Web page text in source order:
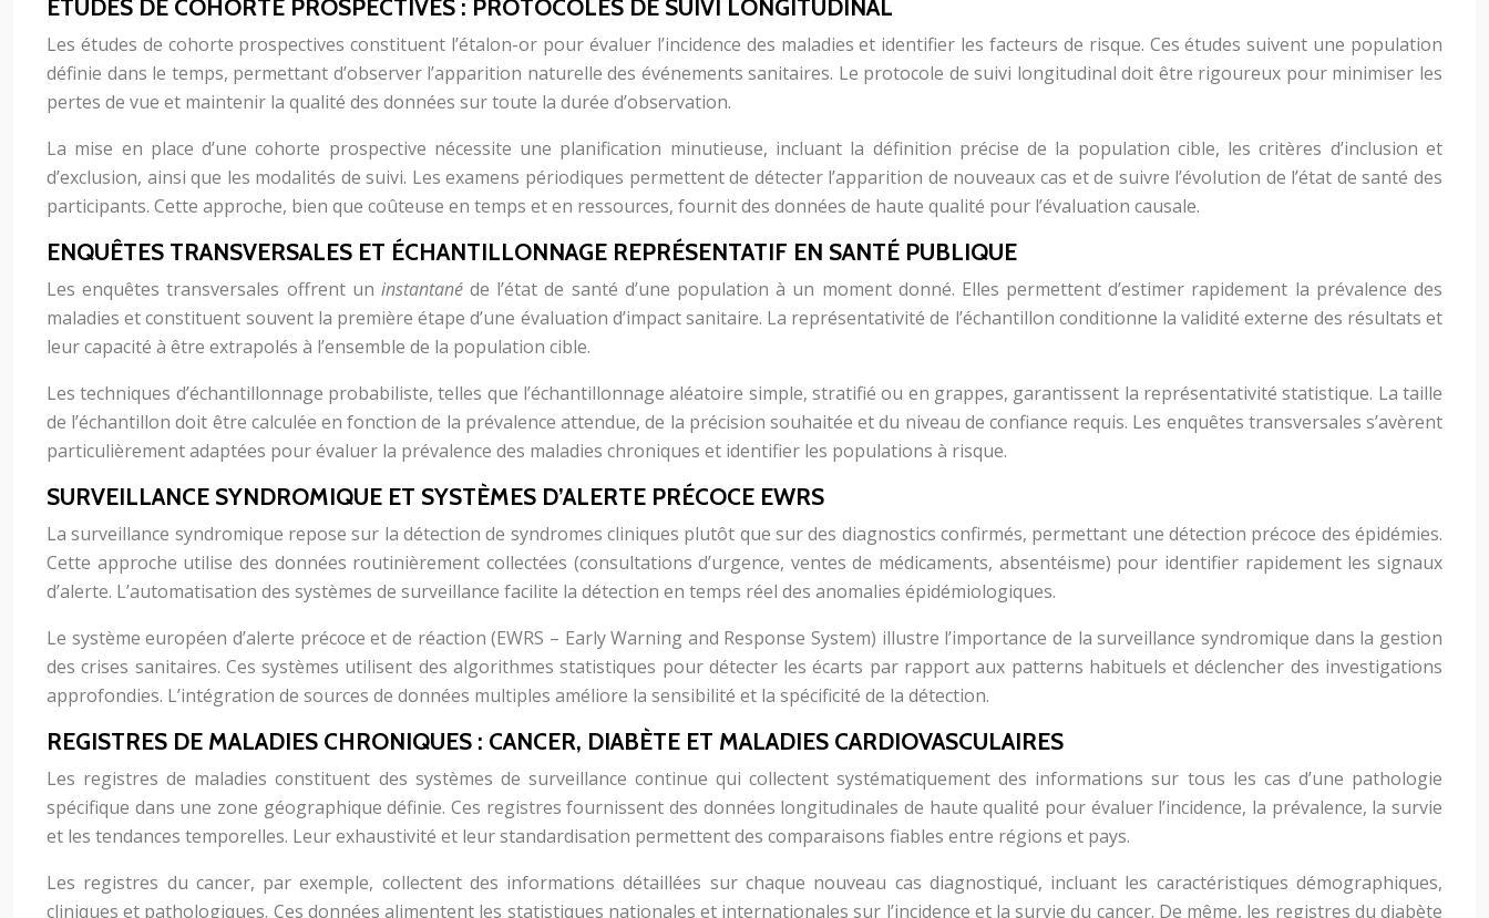
ÉTUDES DE COHORTE PROSPECTIVES : PROTOCOLES DE SUIVI LONGITUDINAL
Les études de cohorte prospectives constituent l’étalon-or pour évaluer l’incidence des maladies et identifier les facteurs de risque. Ces études suivent une population
définie dans le temps, permettant d’observer l’apparition naturelle des événements sanitaires. Le protocole de suivi longitudinal doit être rigoureux pour minimiser les
pertes de vue et maintenir la qualité des données sur toute la durée d’observation.
La mise en place d’une cohorte prospective nécessite une planification minutieuse, incluant la définition précise de la population cible, les critères d’inclusion et
d’exclusion, ainsi que les modalités de suivi. Les examens périodiques permettent de détecter l’apparition de nouveaux cas et de suivre l’évolution de l’état de santé des
participants. Cette approche, bien que coûteuse en temps et en ressources, fournit des données de haute qualité pour l’évaluation causale.
ENQUÊTES TRANSVERSALES ET ÉCHANTILLONNAGE REPRÉSENTATIF EN SANTÉ PUBLIQUE
Les enquêtes transversales offrent un instantanéde l’état de santé d’une population à un moment donné. Elles permettent d’estimer rapidement la prévalence des
maladies et constituent souvent la première étape d’une évaluation d’impact sanitaire. La représentativité de l’échantillon conditionne la validité externe des résultats et
leur capacité à être extrapolés à l’ensemble de la population cible.
Les techniques d’échantillonnage probabiliste, telles que l’échantillonnage aléatoire simple, stratifié ou en grappes, garantissent la représentativité statistique. La taille
de l’échantillon doit être calculée en fonction de la prévalence attendue, de la précision souhaitée et du niveau de confiance requis. Les enquêtes transversales s’avèrent
particulièrement adaptées pour évaluer la prévalence des maladies chroniques et identifier les populations à risque.
SURVEILLANCE SYNDROMIQUE ET SYSTÈMES D’ALERTE PRÉCOCE EWRS
La surveillance syndromique repose sur la détection de syndromes cliniques plutôt que sur des diagnostics confirmés, permettant une détection précoce des épidémies.
Cette approche utilise des données routinièrement collectées (consultations d’urgence, ventes de médicaments, absentéisme) pour identifier rapidement les signaux
d’alerte. L’automatisation des systèmes de surveillance facilite la détection en temps réel des anomalies épidémiologiques.
Le système européen d’alerte précoce et de réaction (EWRS – Early Warning and Response System) illustre l’importance de la surveillance syndromique dans la gestion
des crises sanitaires. Ces systèmes utilisent des algorithmes statistiques pour détecter les écarts par rapport aux patterns habituels et déclencher des investigations
approfondies. L’intégration de sources de données multiples améliore la sensibilité et la spécificité de la détection.
REGISTRES DE MALADIES CHRONIQUES : CANCER, DIABÈTE ET MALADIES CARDIOVASCULAIRES
Les registres de maladies constituent des systèmes de surveillance continue qui collectent systématiquement des informations sur tous les cas d’une pathologie
spécifique dans une zone géographique définie. Ces registres fournissent des données longitudinales de haute qualité pour évaluer l’incidence, la prévalence, la survie
et les tendances temporelles. Leur exhaustivité et leur standardisation permettent des comparaisons fiables entre régions et pays.
Les registres du cancer, par exemple, collectent des informations détaillées sur chaque nouveau cas diagnostiqué, incluant les caractéristiques démographiques,
cliniques et pathologiques. Ces données alimentent les statistiques nationales et internationales sur l’incidence et la survie du cancer. De même, les registres du diabète